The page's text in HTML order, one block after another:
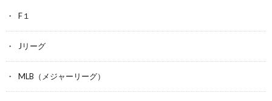
F１
Jリーグ
MLB（メジャーリーグ）